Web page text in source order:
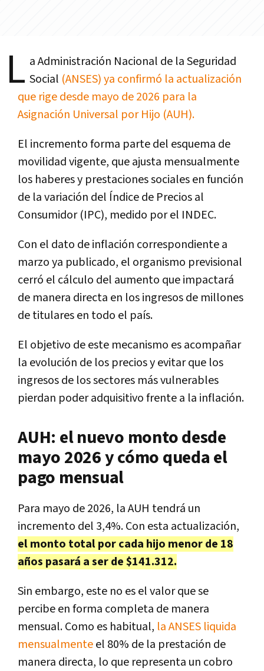
L a Administración Nacional de la Seguridad
Social (ANSES) ya confirmó la actualización
que rige desde mayo de 2026 para la
Asignación Universal por Hijo (AUH).
El incremento forma parte del esquema de
movilidad vigente, que ajusta mensualmente
los haberes y prestaciones sociales en función
de la variación del Índice de Precios al
Consumidor (IPC), medido por el INDEC.
Con el dato de inflación correspondiente a
marzo ya publicado, el organismo previsional
cerró el cálculo del aumento que impactará
de manera directa en los ingresos de millones
de titulares en todo el país.
El objetivo de este mecanismo es acompañar
la evolución de los precios y evitar que los
ingresos de los sectores más vulnerables
pierdan poder adquisitivo frente a la inflación.
AUH: el nuevo monto desde
mayo 2026 y cómo queda el
pago mensual
Para mayo de 2026, la AUH tendrá un
incremento del 3,4%. Con esta actualización,
el monto total por cada hijo menor de 18
años pasará a ser de $141.312.
Sin embargo, este no es el valor que se
percibe en forma completa de manera
mensual. Como es habitual, la ANSES liquida
mensualmenteel 80% de la prestación de
manera directa, lo que representa un cobro